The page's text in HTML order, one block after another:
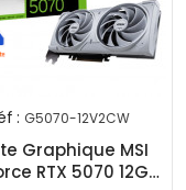
: G5070-12V2CW
Graphique MSI
RTX 5070 12Go